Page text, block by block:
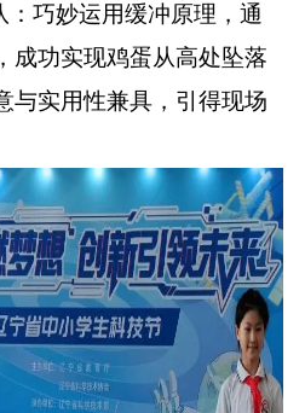
：巧妙运用缓冲原理，通
成功实现鸡蛋从高处坠落
与实用性兼具，引得现场